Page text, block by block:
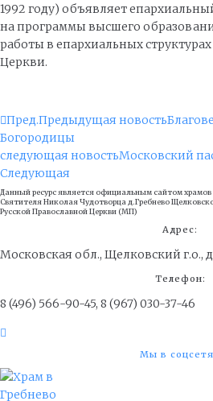
1992 году) объявляет
на программы высшего
работы в епархиальных
Церкви.
Пред.Предыдущая новость
Богородицы
следующая новостьМосковский
Следующая
Данный ресурс является официальным сайтом
Cвятителя Николая Чудотворца д.Гребнево
Русской Православной Церкви (МП)
Адрес:
Московская обл., Щелковский г.о.,
Телефон:
8 (496) 566-90-45, 8 (967) 030-37-46
Мы в